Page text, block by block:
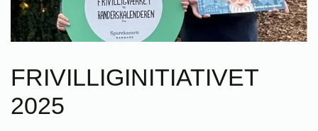
FRIVILLIGINITIATIVET
2025